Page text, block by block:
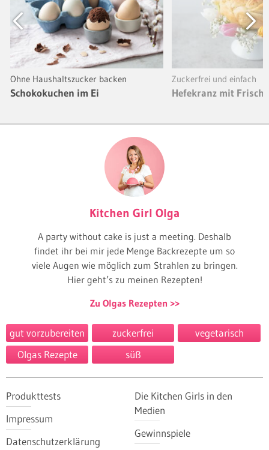
Previous
Ohne Haushaltszucker backen
Schokokuchen im Ei
Zuckerfrei und einfach
Hefekranz mit
Next
Kitchen Girl Olga
A party without cake is just a meeting. Deshalb
findet ihr bei mir jede Menge Backrezepte um so
viele Augen wie möglich zum Strahlen zu bringen.
Hier geht’s zu meinen Rezepten!
Zu Olgas Rezepten
gut vorzubereiten zuckerfrei
vegetarisch
Olgas Rezepte
süß
Produkttests
Impressum
Datenschutzerklärung
Die Kitchen Girls in den
Medien
Gewinnspiele